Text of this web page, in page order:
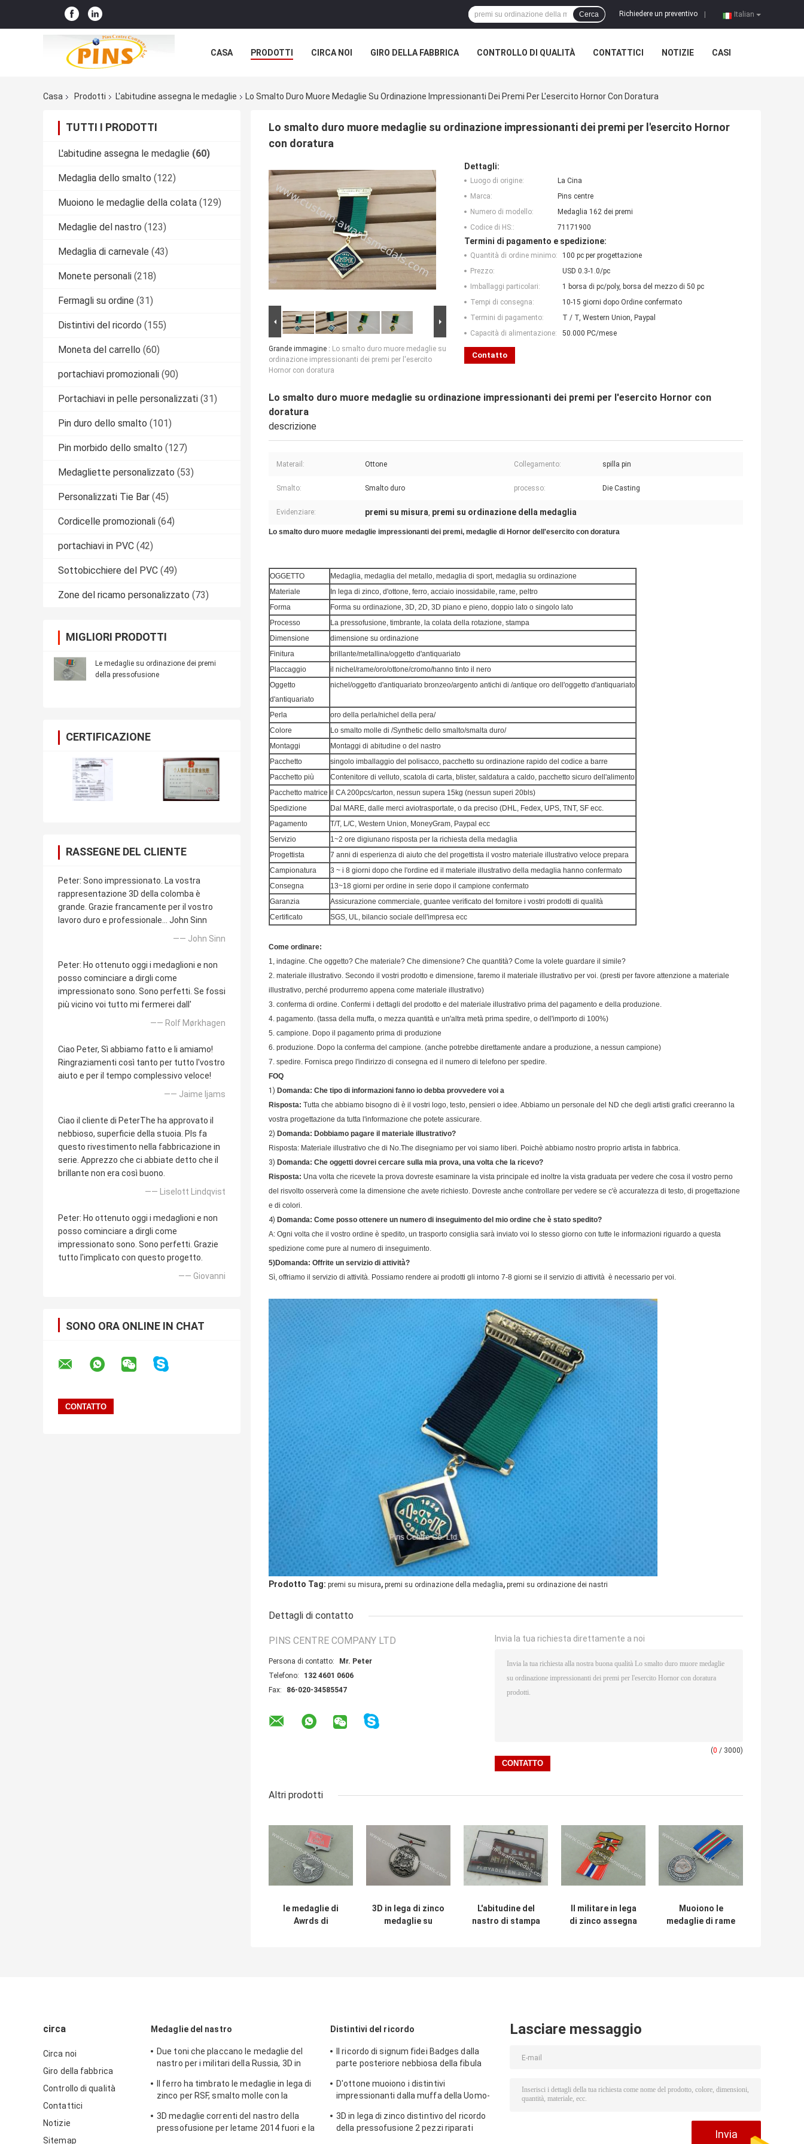
Italian
Richiedere un preventivo
Cerca
CASA PRODOTTI CIRCA NOI GIRO DELLA FABBRICA CONTROLLO DI QUALITÀ CONTATTICI NOTIZIE CASI
Casa Prodotti L'abitudine assegna le medaglie Lo Smalto Duro Muore Medaglie Su Ordinazione Impressionanti Dei Premi Per L'esercito Hornor Con Doratura
TUTTI I PRODOTTI
L'abitudine assegna le medaglie (60)
Medaglia dello smalto (122)
Muoiono le medaglie della colata (129)
Medaglie del nastro (123)
Medaglia di carnevale (43)
Monete personali (218)
Fermagli su ordine (31)
Distintivi del ricordo (155)
Moneta del carrello (60)
portachiavi promozionali (90)
Portachiavi in pelle personalizzati (31)
Pin duro dello smalto (101)
Pin morbido dello smalto (127)
Medagliette personalizzato (53)
Personalizzati Tie Bar (45)
Cordicelle promozionali (64)
portachiavi in PVC (42)
Sottobicchiere del PVC (49)
Zone del ricamo personalizzato (73)
MIGLIORI PRODOTTI
Le medaglie su ordinazione dei premi
della pressofusione
CERTIFICAZIONE
RASSEGNE DEL CLIENTE
Peter: Sono impressionato. La vostra
rappresentazione 3D della colomba è
grande. Grazie francamente per il vostro
lavoro duro e professionale… John Sinn
—— John Sinn
Peter: Ho ottenuto oggi i medaglioni e non
posso cominciare a dirgli come
impressionato sono. Sono perfetti. Se fossi
più vicino voi tutto mi fermerei dall'
—— Rolf Mørkhagen
Ciao Peter, Sì abbiamo fatto e li amiamo!
Ringraziamenti così tanto per tutto l'vostro
aiuto e per il tempo complessivo veloce!
—— Jaime Ijams
Ciao il cliente di PeterThe ha approvato il
nebbioso, superficie della stuoia. Pls fa
questo rivestimento nella fabbricazione in
serie. Apprezzo che ci abbiate detto che il
brillante non era così buono.
—— Liselott Lindqvist
Peter: Ho ottenuto oggi i medaglioni e non
posso cominciare a dirgli come
impressionato sono. Sono perfetti. Grazie
tutto l'implicato con questo progetto.
—— Giovanni
SONO ORA ONLINE IN CHAT
Lo smalto duro muore medaglie su ordinazione impressionanti dei premi per l'esercito Hornor
con doratura
Grande immagine : Lo smalto duro muore medaglie su
ordinazione impressionanti dei premi per l'esercito
Hornor con doratura
Dettagli:
Luogo di origine:
La Cina
Marca:
Pins centre
Numero di modello:
Medaglia 162 dei premi
Codice di HS::
71171900
Termini di pagamento e spedizione:
Quantità di ordine minimo:
100 pc per progettazione
Prezzo:
USD 0.3-1.0/pc
Imballaggi particolari:
1 borsa di pc/poly, borsa del mezzo di 50 pc
Tempi di consegna:
10-15 giorni dopo Ordine confermato
Termini di pagamento:
T / T, Western Union, Paypal
Capacità di alimentazione:
50.000 PC/mese
Contatto
Lo smalto duro muore medaglie su ordinazione impressionanti dei premi per l'esercito Hornor con
doratura
descrizione
Materail: Ottone Collegamento: spilla pin
Smalto: Smalto duro processo: Die Casting
Evidenziare: premi su misura, premi su ordinazione della medaglia
Lo smalto duro muore medaglie impressionanti dei premi, medaglie di Hornor dell'esercito con doratura
OGGETTO
Medaglia, medaglia del metallo, medaglia di sport, medaglia su ordinazione
Materiale
In lega di zinco, d'ottone, ferro, acciaio inossidabile, rame, peltro
Forma
Forma su ordinazione, 3D, 2D, 3D piano e pieno, doppio lato o singolo lato
Processo
La pressofusione, timbrante, la colata della rotazione, stampa
Dimensione
dimensione su ordinazione
Finitura
brillante/metallina/oggetto d'antiquariato
Placcaggio
il nichel/rame/oro/ottone/cromo/hanno tinto il nero
Oggetto
d'antiquariato
nichel/oggetto d'antiquariato bronzeo/argento antichi di /antique oro dell'oggetto d'antiquariato
Perla
oro della perla/nichel della pera/
Colore
Lo smalto molle di /Synthetic dello smalto/smalta duro/
Montaggi
Montaggi di abitudine o del nastro
Pacchetto
singolo imballaggio del polisacco, pacchetto su ordinazione rapido del codice a barre
Pacchetto più
Contenitore di velluto, scatola di carta, blister, saldatura a caldo, pacchetto sicuro dell'alimento
Pacchetto matrice il CA 200pcs/carton, nessun supera 15kg (nessun superi 20bls)
Spedizione
Dal MARE, dalle merci aviotrasportate, o da preciso (DHL, Fedex, UPS, TNT, SF ecc.
Pagamento
T/T, L/C, Western Union, MoneyGram, Paypal ecc
Servizio
1~2 ore digiunano risposta per la richiesta della medaglia
Progettista
7 anni di esperienza di aiuto che del progettista il vostro materiale illustrativo veloce prepara
Campionatura
3 ~ i 8 giorni dopo che l'ordine ed il materiale illustrativo della medaglia hanno confermato
Consegna
13~18 giorni per ordine in serie dopo il campione confermato
Garanzia
Assicurazione commerciale, guantee verificato del fornitore i vostri prodotti di qualità
Certificato
SGS, UL, bilancio sociale dell'impresa ecc
Come ordinare:
1, indagine. Che oggetto? Che materiale? Che dimensione? Che quantità? Come la volete guardare il simile?
2. materiale illustrativo. Secondo il vostri prodotto e dimensione, faremo il materiale illustrativo per voi. (presti per favore attenzione a materiale
illustrativo, perché produrremo appena come materiale illustrativo)
3. conferma di ordine. Confermi i dettagli del prodotto e del materiale illustrativo prima del pagamento e della produzione.
4. pagamento. (tassa della muffa, o mezza quantità e un'altra metà prima spedire, o dell'importo di 100%)
5. campione. Dopo il pagamento prima di produzione
6. produzione. Dopo la conferma del campione. (anche potrebbe direttamente andare a produzione, a nessun campione)
7. spedire. Fornisca prego l'indirizzo di consegna ed il numero di telefono per spedire.
FOQ
1) Domanda: Che tipo di informazioni fanno io debba provvedere voi a
Risposta: Tutta che abbiamo bisogno di è il vostri logo, testo, pensieri o idee. Abbiamo un personale del ND che degli artisti grafici creeranno la
vostra progettazione da tutta l'informazione che potete assicurare.
2) Domanda: Dobbiamo pagare il materiale illustrativo?
Risposta: Materiale illustrativo che di No.The disegniamo per voi siamo liberi. Poichè abbiamo nostro proprio artista in fabbrica.
3) Domanda: Che oggetti dovrei cercare sulla mia prova, una volta che la ricevo?
Risposta: Una volta che ricevete la prova dovreste esaminare la vista principale ed inoltre la vista graduata per vedere che cosa il vostro perno
del risvolto osserverà come la dimensione che avete richiesto. Dovreste anche controllare per vedere se c'è accuratezza di testo, di progettazione
e di colori.
4) Domanda: Come posso ottenere un numero di inseguimento del mio ordine che è stato spedito?
A: Ogni volta che il vostro ordine è spedito, un trasporto consiglia sarà inviato voi lo stesso giorno con tutte le informazioni riguardo a questa
spedizione come pure al numero di inseguimento.
5)Domanda: Offrite un servizio di attività?
Sì, offriamo il servizio di attività. Possiamo rendere ai prodotti gli intorno 7-8 giorni se il servizio di attività è necessario per voi.
Prodotto Tag: premi su misura, premi su ordinazione della medaglia, premi su ordinazione dei nastri
Dettagli di contatto
PINS CENTRE COMPANY LTD
Persona di contatto:
Mr. Peter
Telefono:
132 4601 0606
Fax:
86-020-34585547
Invia la tua richiesta direttamente a noi
(0 / 3000)
Altri prodotti
le medaglie di
Awrds di
3D in lega di zinco
medaglie su
L'abitudine del
nastro di stampa
Il militare in lega
di zinco assegna
Muoiono le
medaglie di rame
circa
Circa noi
Giro della fabbrica
Controllo di qualità
Contattici
Notizie
Sitemap
Medaglie del nastro
Due toni che placcano le medaglie del
nastro per i militari della Russia, 3D in
Il ferro ha timbrato le medaglie in lega di
zinco per RSF, smalto molle con la
3D medaglie correnti del nastro della
pressofusione per letame 2014 fuori e la
Distintivi del ricordo
Il ricordo di signum fidei Badges dalla
parte posteriore nebbiosa della fibula
D'ottone muoiono i distintivi
impressionanti dalla muffa della Uomo-
ricordo
3D in lega di zinco distintivo del ricordo
della pressofusione 2 pezzi riparati
Lasciare messaggio